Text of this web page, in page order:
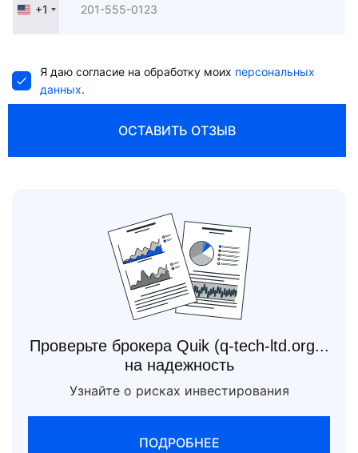
United
+1
Я даю согласие на обработку моих персональных
данных.
ОСТАВИТЬ ОТЗЫВ
Проверьте брокера Quik (q-tech-ltd.org...
на надежность
Узнайте о рисках инвестирования
ПОДРОБНЕЕ